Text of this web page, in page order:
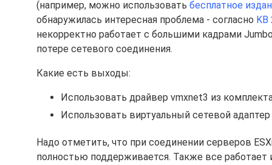
(например, можно использовать бесплатное
обнаружилась интересная проблема - согласно KB
некорректно работает с большими кадрами
потере сетевого соединения.
Какие есть выходы:
Использовать драйвер vmxnet3 из
Использовать виртуальный сетевой
Надо отметить, что при соединении серверов
полностью поддерживается. Также все